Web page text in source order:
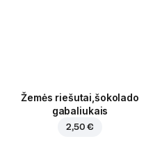
Žemės riešutai,šokolado
gabaliukais
2,50 €